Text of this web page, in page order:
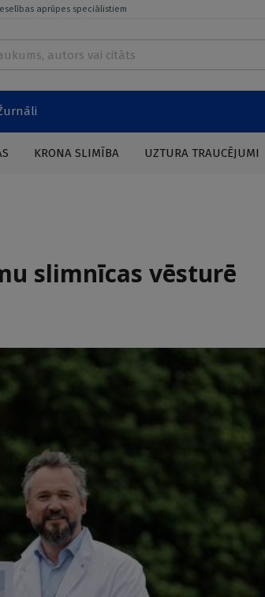
aprūpes speciālistiem
KRONA SLIMĪBA UZTURA TRAUCĒJUMI
slimnīcas vēsturē